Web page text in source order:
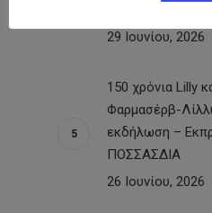
29 Ιουνίου, 2026
150 χρόνια Lilly
Φαρμασέρβ-
εκδήλωση –
ΠΟΣΣΑΣΔΙΑ
26 Ιουνίου, 2026